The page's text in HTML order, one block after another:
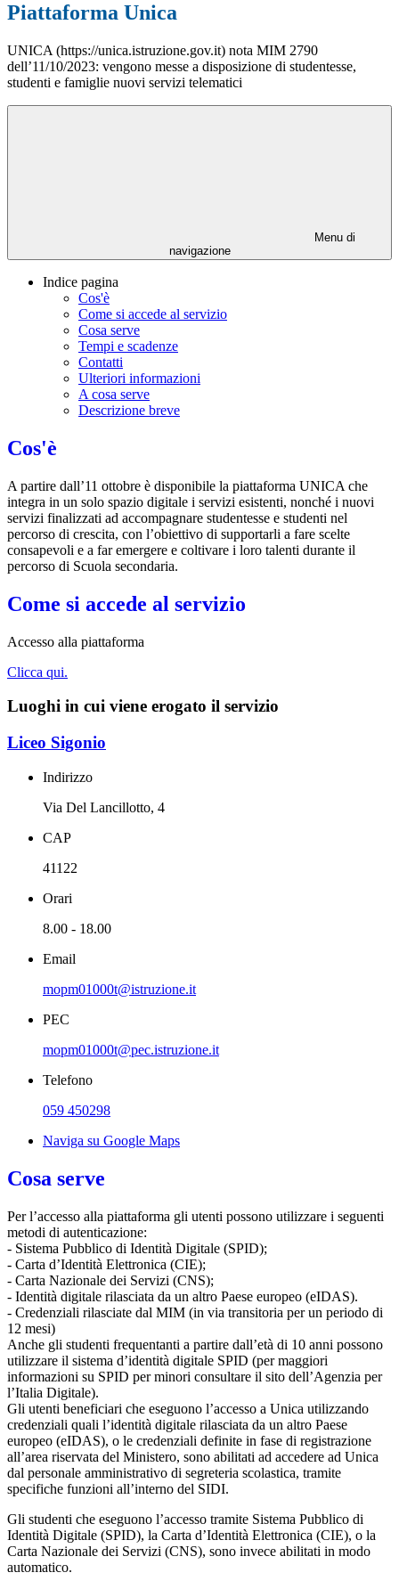
Piattaforma Unica
UNICA (https://unica.istruzione.gov.it) nota MIM 2790
dell’11/10/2023: vengono messe a disposizione di studentesse,
studenti e famiglie nuovi servizi telematici
Menu di
navigazione
Indice pagina
Cos'è
Come si accede al servizio
Cosa serve
Tempi e scadenze
Contatti
Ulteriori informazioni
A cosa serve
Descrizione breve
Cos'è
A partire dall’11 ottobre è disponibile la piattaforma UNICA che
integra in un solo spazio digitale i servizi esistenti, nonché i nuovi
servizi finalizzati ad accompagnare studentesse e studenti nel
percorso di crescita, con l’obiettivo di supportarli a fare scelte
consapevoli e a far emergere e coltivare i loro talenti durante il
percorso di Scuola secondaria.
Come si accede al servizio
Accesso alla piattaforma
Clicca qui.
Luoghi in cui viene erogato il servizio
Liceo Sigonio
Indirizzo
Via Del Lancillotto, 4
CAP
41122
Orari
8.00 - 18.00
Email
mopm01000t@istruzione.it
PEC
mopm01000t@pec.istruzione.it
Telefono
059 450298
Naviga su Google Maps
Cosa serve
Per l’accesso alla piattaforma gli utenti possono utilizzare i seguenti
metodi di autenticazione:
- Sistema Pubblico di Identità Digitale (SPID);
- Carta d’Identità Elettronica (CIE);
- Carta Nazionale dei Servizi (CNS);
- Identità digitale rilasciata da un altro Paese europeo (eIDAS).
- Credenziali rilasciate dal MIM (in via transitoria per un periodo di
12 mesi)
Anche gli studenti frequentanti a partire dall’età di 10 anni possono
utilizzare il sistema d’identità digitale SPID (per maggiori
informazioni su SPID per minori consultare il sito dell’Agenzia per
l’Italia Digitale).
Gli utenti beneficiari che eseguono l’accesso a Unica utilizzando
credenziali quali l’identità digitale rilasciata da un altro Paese
europeo (eIDAS), o le credenziali definite in fase di registrazione
all’area riservata del Ministero, sono abilitati ad accedere ad Unica
dal personale amministrativo di segreteria scolastica, tramite
specifiche funzioni all’interno del SIDI.
Gli studenti che eseguono l’accesso tramite Sistema Pubblico di
Identità Digitale (SPID), la Carta d’Identità Elettronica (CIE), o la
Carta Nazionale dei Servizi (CNS), sono invece abilitati in modo
automatico.